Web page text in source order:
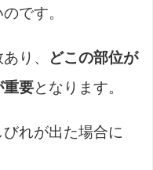
です。
り、
どこの部位が
重要となります。
れが出た場合に